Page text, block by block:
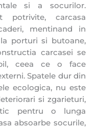
si a socurilor.
potrivite, carcasa
mentinand in
porturi si butoane,
carcasei se
ceea ce o face
Spatele dur din
ecologica, nu este
si zgarieturi,
pentru o lunga
absoarbe socurile,